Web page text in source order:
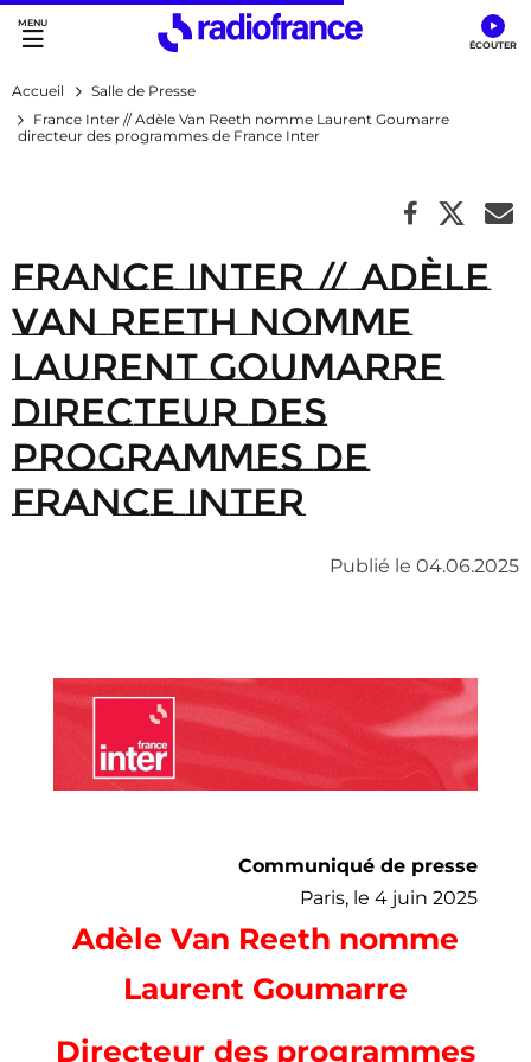
Accès direct :
Menu principal
Contenu
Accueil
Salle de Presse
France Inter // Adèle Van Reeth nomme Laurent Goumarre
directeur des programmes de France Inter
France Inter // Adèle
Van Reeth nomme
Laurent Goumarre
directeur des
programmes de
France Inter
Publié le 04.06.2025
Communiqué de presse
Paris, le 4 juin 2025
Adèle Van Reeth nomme
Laurent Goumarre
Directeur des programmes